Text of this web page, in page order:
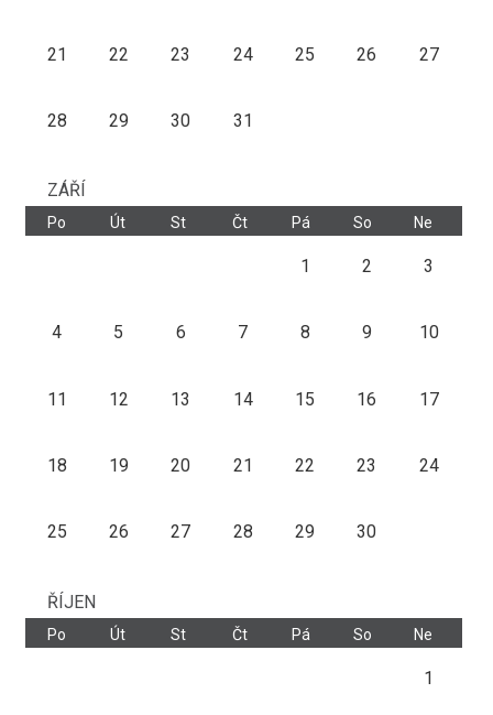
21 22 23 24 25 26 27
28 29 30 31
ZÁŘÍ
Po Út St Čt Pá So Ne
1 2 3
4 5 6 7 8 9 10
11 12 13 14 15 16 17
18 19 20 21 22 23 24
25 26 27 28 29 30
ŘÍJEN
Po Út St Čt Pá So Ne
1